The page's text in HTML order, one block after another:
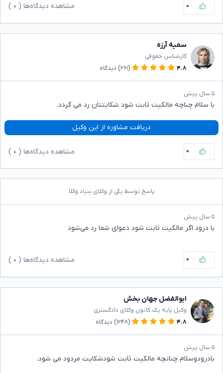
۰ مشاهده دیدگاه‌ها ( ۰
سمیه آرزه
کارشناس حقوقی
۴.۸
(۲۶۱) دیدگاه
۵ سال پیش
با سلام چناچه مالکیت ثابت شود شکایتتان رد می گردد.
دریافت مشاوره از این وکیل
۰ مشاهده دیدگاه‌ها ( ۰
پاسخ توسط یکی از وکلای بنیاد وکلا
۵ سال پیش
با درود اگر مالکیت ثابت شود دعوای شما رد می‌شود
۰ مشاهده دیدگاه‌ها ( ۰
ابوالفضل جهان بخش
وکیل پایه یک کانون وکلای دادگستری
۴.۸
(۱۲۴۸) دیدگاه
۵ سال پیش
بادرودوسلام چنانچه مالکیت ثابت شودشکایت مردود می شود.